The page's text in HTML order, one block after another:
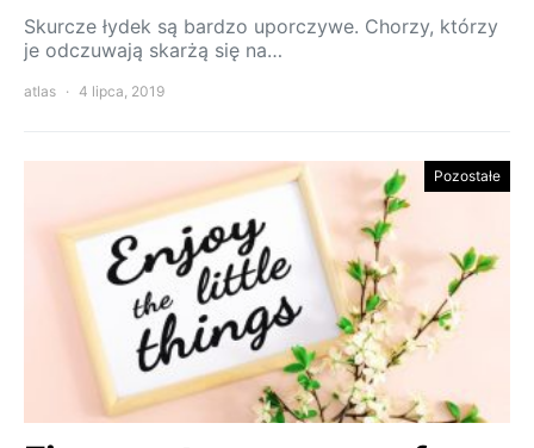
Skurcze łydek są bardzo uporczywe. Chorzy, którzy
je odczuwają skarżą się na…
atlas 4 lipca, 2019
Pozostałe